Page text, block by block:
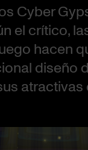
Cyber
el crítico,
hacen
diseño